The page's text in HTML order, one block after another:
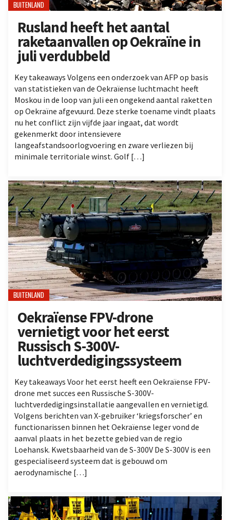
BUITENLAND
Rusland heeft het aantal
raketaanvallen op Oekraïne in
juli verdubbeld
Key takeaways Volgens een onderzoek van AFP op basis
van statistieken van de Oekraïense luchtmacht heeft
Moskou in de loop van juli een ongekend aantal raketten
op Oekraïne afgevuurd. Deze sterke toename vindt plaats
nu het conflict zijn vijfde jaar ingaat, dat wordt
gekenmerkt door intensievere
langeafstandsoorlogvoering en zware verliezen bij
minimale territoriale winst. Golf […]
BUITENLAND
Oekraïense FPV-drone
vernietigt voor het eerst
Russisch S-300V-
luchtverdedigingssysteem
Key takeaways Voor het eerst heeft een Oekraïense FPV-
drone met succes een Russische S-300V-
luchtverdedigingsinstallatie aangevallen en vernietigd.
Volgens berichten van X-gebruiker ‘kriegsforscher’ en
functionarissen binnen het Oekraïense leger vond de
aanval plaats in het bezette gebied van de regio
Loehansk. Kwetsbaarheid van de S-300V De S-300V is een
gespecialiseerd systeem dat is gebouwd om
aerodynamische […]